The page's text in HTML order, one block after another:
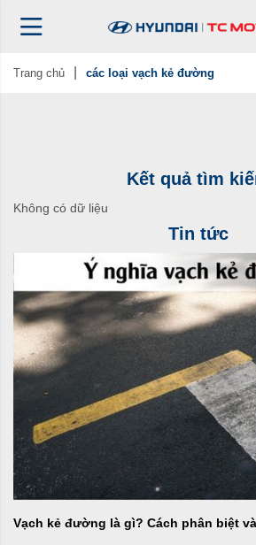
Trang chủ các loại vạch kẻ đường
Kết quả tìm
Không có dữ liệu
Tin tức
Vạch kẻ đường là gì? Cách phân biệt